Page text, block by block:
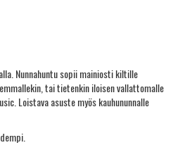
Nunnahuntu sopii mainiosti kiltille
tai tietenkin iloisen vallattomalle
Loistava asuste myös kauhununnalle